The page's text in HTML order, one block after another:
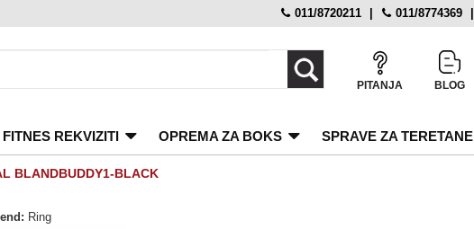
011/8720211 | 011/8774369 |
PITANJA BLOG
FITNES REKVIZITI OPREMA ZA BOKS SPRAVE ZA TERETANE
BLANDBUDDY1-BLACK
Ring